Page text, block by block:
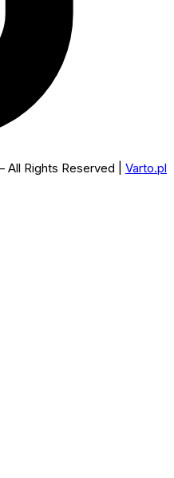
Rights Reserved | Varto.pl